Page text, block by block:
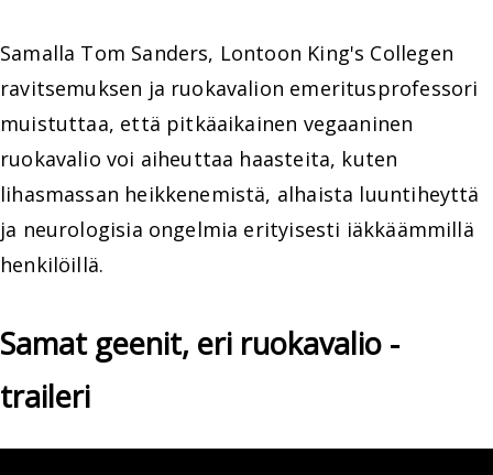
Samalla Tom Sanders, Lontoon King's Collegen
ravitsemuksen ja ruokavalion emeritusprofessori
muistuttaa, että pitkäaikainen vegaaninen
ruokavalio voi aiheuttaa haasteita, kuten
lihasmassan heikkenemistä, alhaista luuntiheyttä
ja neurologisia ongelmia erityisesti iäkkäämmillä
henkilöillä.
Samat geenit, eri ruokavalio -
traileri